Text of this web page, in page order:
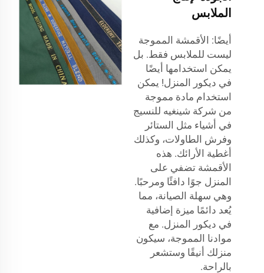
الملابس
أيضًا: الأقمشة المموجة
ليست للملابس فقط. بل
يمكن استخدامها أيضًا
في ديكور المنزل! يمكن
استخدام مادة مموجة
من شركة شينغيه للنسيج
في أشياء مثل الستائر
وفرش الطاولات، وكذلك
أغطية الأرائك. هذه
الأقمشة تضفي على
المنزل جوًا دافئًا ومرحبًا.
وهي سهلة الصيانة، مما
يُعد دائمًا ميزة إضافية
في ديكور المنزل. مع
موادنا المموجة، سيكون
منزلك أنيقًا وستشعر
بالراحة.